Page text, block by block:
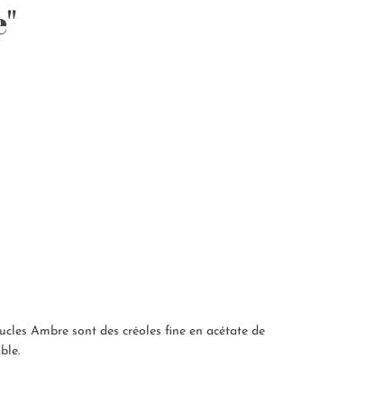
Ambre sont des créoles fine en acétate de